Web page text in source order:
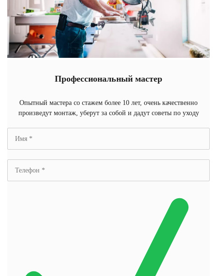
Профессиональный мастер
Опытный мастера со стажем более 10 лет, очень качественно
произведут монтаж, уберут за собой и дадут советы по уходу